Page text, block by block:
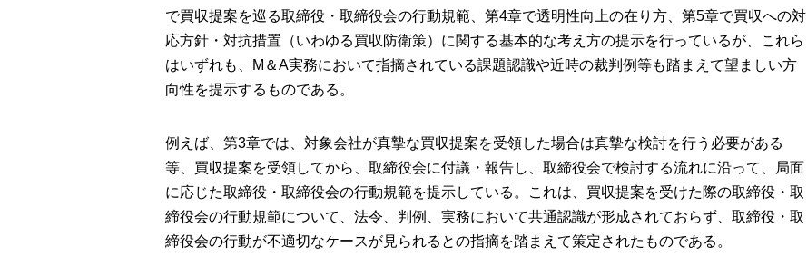
で買収提案を巡る取締役・取締役会の行動規範、第4章で透明性向上の在り方、第5章で買収への対
応方針・対抗措置（いわゆる買収防衛策）に関する基本的な考え方の提示を行っているが、これら
はいずれも、M＆A実務において指摘されている課題認識や近時の裁判例等も踏まえて望ましい方
向性を提示するものである。
例えば、第3章では、対象会社が真摯な買収提案を受領した場合は真摯な検討を行う必要がある
等、買収提案を受領してから、取締役会に付議・報告し、取締役会で検討する流れに沿って、局面
に応じた取締役・取締役会の行動規範を提示している。これは、買収提案を受けた際の取締役・取
締役会の行動規範について、法令、判例、実務において共通認識が形成されておらず、取締役・取
締役会の行動が不適切なケースが見られるとの指摘を踏まえて策定されたものである。